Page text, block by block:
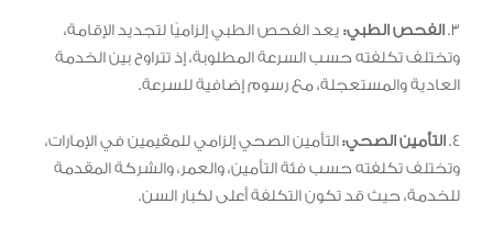
3. الفحص الطبي: يعد الفحص الطبي إلزاميًا لتجديد الإقامة،
وتختلف تكلفته حسب السرعة المطلوبة، إذ تتراوح بين الخدمة
العادية والمستعجلة، مع رسوم إضافية للسرعة.
4. التأمين الصحي: التأمين الصحي إلزامي للمقيمين في الإمارات،
وتختلف تكلفته حسب فئة التأمين، والعمر، والشركة المقدمة
للخدمة، حيث قد تكون التكلفة أعلى لكبار السن.